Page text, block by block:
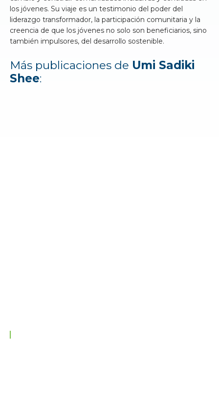
los jóvenes. Su viaje es un testimonio del poder del
liderazgo transformador, la participación comunitaria y la
creencia de que los jóvenes no solo son beneficiarios, sino
también impulsores, del desarrollo sostenible.
Más publicaciones de Umi Sadiki
Shee: